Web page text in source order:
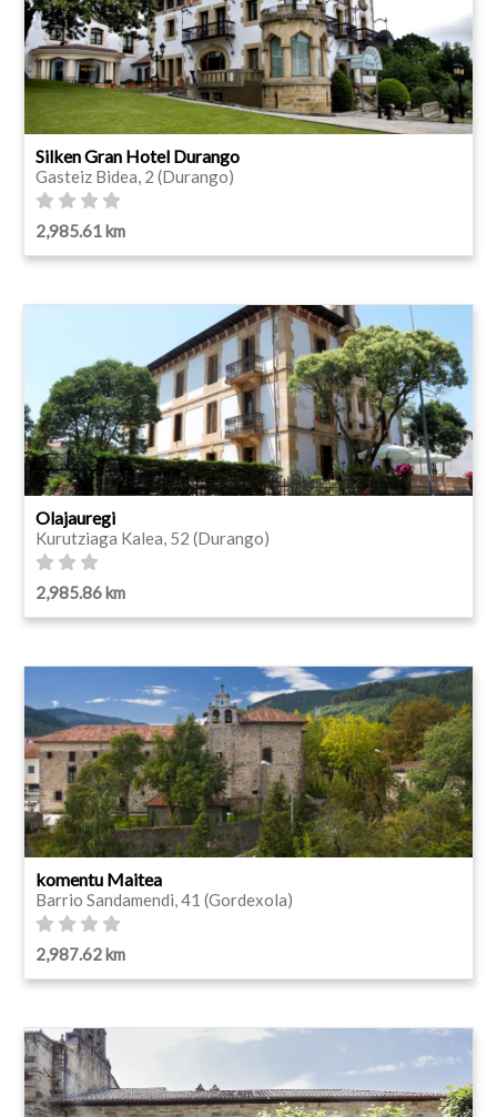
Silken Gran Hotel Durango
Gasteiz Bidea, 2 (Durango)
2,985.61 km
Olajauregi
Kurutziaga Kalea, 52 (Durango)
2,985.86 km
komentu Maitea
Barrio Sandamendi, 41 (Gordexola)
2,987.62 km